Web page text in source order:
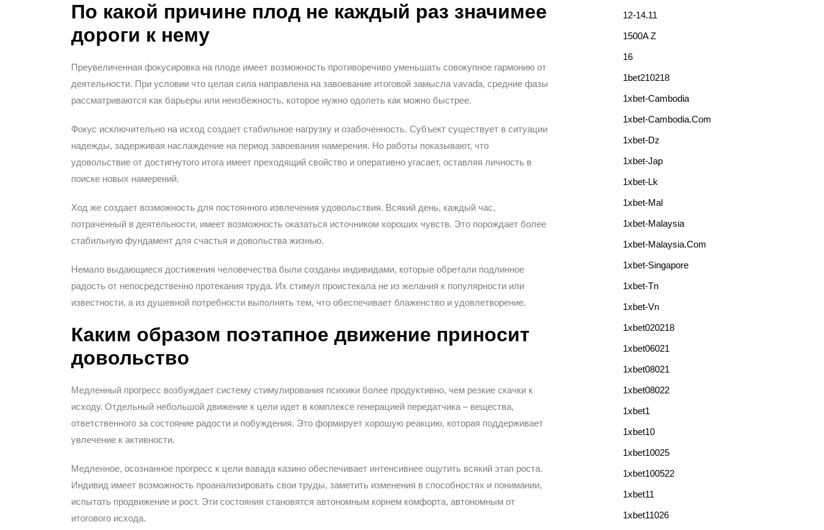
По какой причине плод не каждый раз значимее
дороги к нему
Преувеличенная фокусировка на плоде имеет возможность противоречиво уменьшать совокупное гармонию от
деятельности. При условии что целая сила направлена на завоевание итоговой замысла vavada, средние фазы
рассматриваются как барьеры или неизбежность, которое нужно одолеть как можно быстрее.
Фокус исключительно на исход создает стабильное нагрузку и озабоченность. Субъект существует в ситуации
надежды, задерживая наслаждение на период завоевания намерения. Но работы показывают, что
удовольствие от достигнутого итога имеет преходящий свойство и оперативно угасает, оставляя личность в
поиске новых намерений.
Ход же создает возможность для постоянного извлечения удовольствия. Всякий день, каждый час,
потраченный в деятельности, имеет возможность оказаться источником хороших чувств. Это порождает более
стабильную фундамент для счастья и довольства жизнью.
Немало выдающиеся достижения человечества были созданы индивидами, которые обретали подлинное
радость от непосредственно протекания труда. Их стимул проистекала не из желания к популярности или
известности, а из душевной потребности выполнять тем, что обеспечивает блаженство и удовлетворение.
Каким образом поэтапное движение приносит
довольство
Медленный прогресс возбуждает систему стимулирования психики более продуктивно, чем резкие скачки к
исходу. Отдельный небольшой движение к цели идет в комплексе генерацией передатчика – вещества,
ответственного за состояние радости и побуждения. Это формирует хорошую реакцию, которая поддерживает
увлечение к активности.
Медленное, осознанное прогресс к цели вавада казино обеспечивает интенсивнее ощутить всякий этап роста.
Индивид имеет возможность проанализировать свои труды, заметить изменения в способностях и понимании,
испытать продвижение и рост. Эти состояния становятся автономным корнем комфорта, автономным от
итогового исхода.
12-14.11
1500A Z
16
1bet210218
1xbet-Cambodia
1xbet-Cambodia.com
1xbet-Dz
1xbet-Jap
1xbet-Lk
1xbet-Mal
1xbet-Malaysia
1xbet-Malaysia.com
1xbet-Singapore
1xbet-Tn
1xbet-Vn
1xbet020218
1xbet06021
1xbet08021
1xbet08022
1xbet1
1xbet10
1xbet10025
1xbet100522
1xbet11
1xbet11026